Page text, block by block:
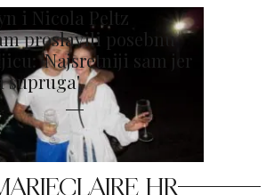
i Nicola Peltz
proslavili posebnu
'Najsretniji sam jer
supruga'